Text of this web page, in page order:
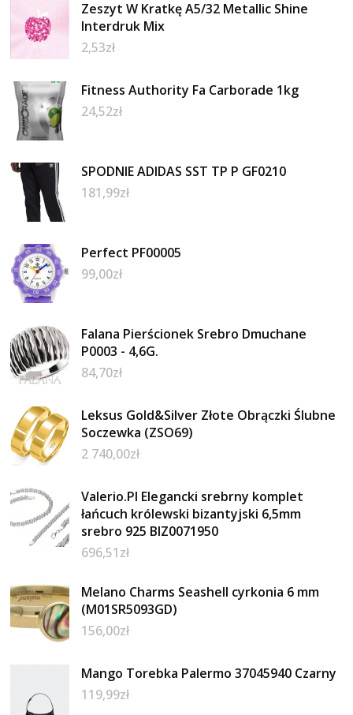
Zeszyt W Kratkę A5/32 Metallic Shine
Interdruk Mix
2,53zł
Fitness Authority Fa Carborade 1kg
24,52zł
SPODNIE ADIDAS SST TP P GF0210
181,99zł
Perfect PF00005
99,00zł
Falana Pierścionek Srebro Dmuchane
P0003 - 4,6G.
84,70zł
Leksus Gold&Silver Złote Obrączki Ślubne
Soczewka (ZSO69)
2 740,00zł
Valerio.Pl Elegancki srebrny komplet
łańcuch królewski bizantyjski 6,5mm
srebro 925 BIZ0071950
696,51zł
Melano Charms Seashell cyrkonia 6 mm
(M01SR5093GD)
156,00zł
Mango Torebka Palermo 37045940 Czarny
119,99zł